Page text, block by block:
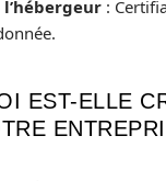
:
EST-ELLE